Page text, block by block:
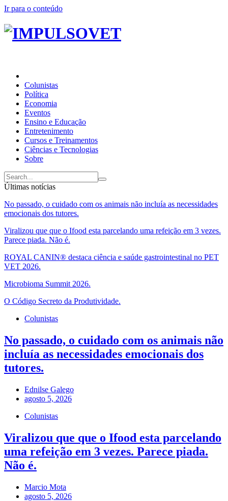
Ir para o conteúdo
Colunistas
Política
Economia
Eventos
Ensino e Educação
Entretenimento
Cursos e Treinamentos
Ciências e Tecnologias
Sobre
Últimas notícias
No passado, o cuidado com os animais não incluía as necessidades
emocionais dos tutores.
Viralizou que que o Ifood esta parcelando uma refeição em 3 vezes.
Parece piada. Não é.
ROYAL CANIN® destaca ciência e saúde gastrointestinal no PET
VET 2026.
Microbioma Summit 2026.
O Código Secreto da Produtividade.
Colunistas
No passado, o cuidado com os animais não
incluía as necessidades emocionais dos
tutores.
Ednilse Galego
agosto 5, 2026
Colunistas
Viralizou que que o Ifood esta parcelando
uma refeição em 3 vezes. Parece piada.
Não é.
Marcio Mota
agosto 5, 2026